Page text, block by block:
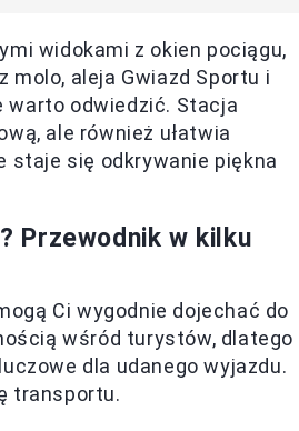
widokami z okien pociągu,
molo, aleja Gwiazd Sportu i
warto odwiedzić. Stacja
ale również ułatwia
staje się odkrywanie piękna
Przewodnik w kilku
Ci wygodnie dojechać do
wśród turystów, dlatego
dla udanego wyjazdu.
transportu.